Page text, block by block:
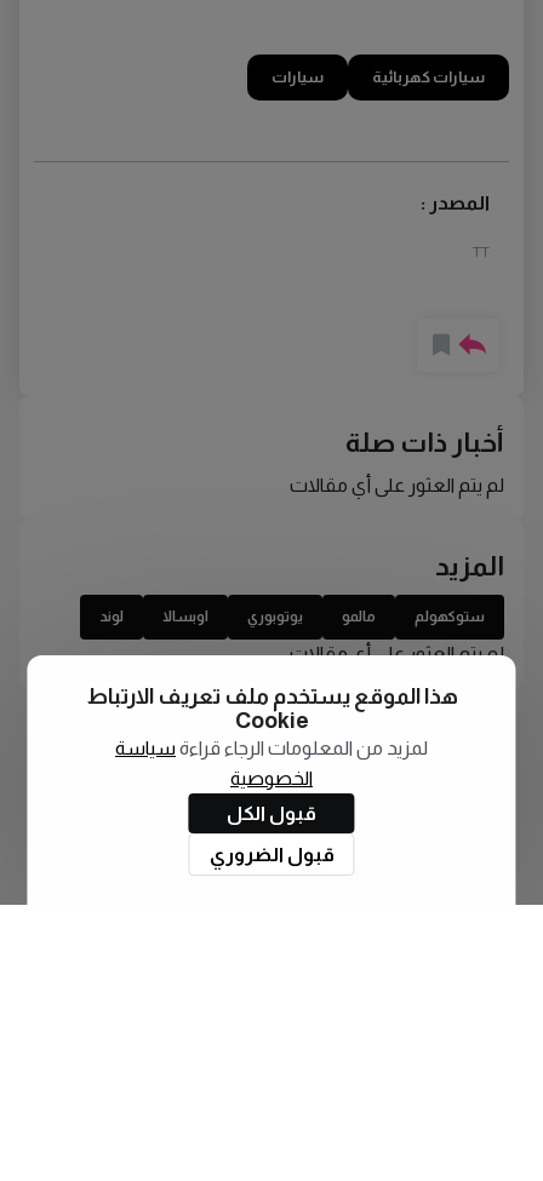
سيارات كهربائية سيارات
المصدر :
TT
أخبار ذات صلة
لم يتم العثور على أي مقالات
المزيد
ستوكهولم مالمو يوتوبوري اوبسالا لوند
لم يتم العثور على أي مقالات
هذا الموقع يستخدم ملف تعريف الارتباط
Cookie
لمزيد من المعلومات الرجاء قراءة سياسة
الخصوصية
قبول الكل
قبول الضروري